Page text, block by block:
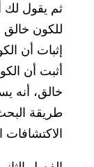
ثم يقول لك
للكون
إثبات أن
أثبت أن
خالق، أنه
طريقة
الاكتشافات